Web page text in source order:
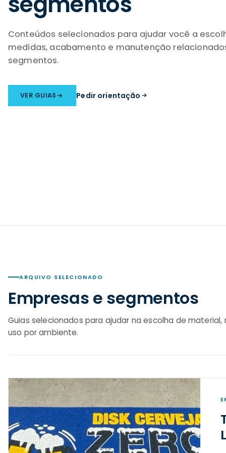
Conteúdos selecionados para ajudar você a
medidas, acabamento e manutenção
segmentos.
VER GUIAS Pedir orientação
ARQUIVO SELECIONADO
Empresas e segmentos
Guias selecionados para ajudar na escolha de
uso por ambiente.